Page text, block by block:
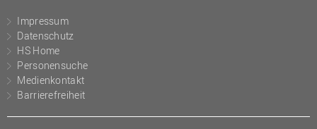
Impressum
Datenschutz
HS Home
Personensuche
Medienkontakt
Barrierefreiheit